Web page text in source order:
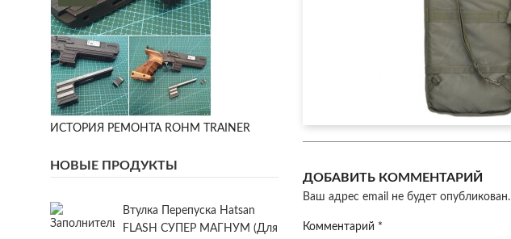
ДОБАВИТЬ КОММЕНТАРИЙ
Ваш адрес email не будет опубликован.
Комментарий *
ИСТОРИЯ РЕМОНТА ROHM TRAINER
НОВЫЕ ПРОДУКТЫ
Втулка Перепуска Hatsan
FLASH СУПЕР МАГНУМ (для